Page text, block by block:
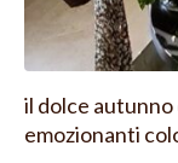
il dolce autunno
emozionanti